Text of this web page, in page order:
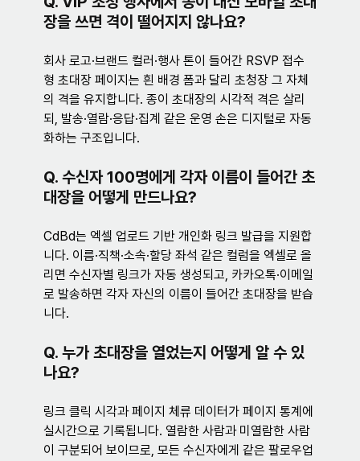
장을 쓰면 격이 떨어지지 않나요?
회사 로고·브랜드 컬러·행사 톤이 들어간 RSVP 접수
형 초대장 페이지는 흰 배경 폼과 달리 초청장 그 자체
의 격을 유지합니다. 종이 초대장의 시각적 격은 살리
되, 발송·열람·응답·집계 같은 운영 손은 디지털로 자동
화하는 구조입니다.
Q. 수신자 100명에게 각자 이름이 들어간 초
대장을 어떻게 만드나요?
CdBd는 엑셀 업로드 기반 개인화 링크 발급을 지원합
니다. 이름·직책·소속·할당 좌석 같은 컬럼을 엑셀로 올
리면 수신자별 링크가 자동 생성되고, 카카오톡·이메일
로 발송하면 각자 자신의 이름이 들어간 초대장을 받습
니다.
Q. 누가 초대장을 열었는지 어떻게 알 수 있
나요?
링크 클릭 시각과 페이지 체류 데이터가 페이지 통계에
실시간으로 기록됩니다. 열람한 사람과 미열람한 사람
이 구분되어 보이므로, 모든 수신자에게 같은 팔로우업